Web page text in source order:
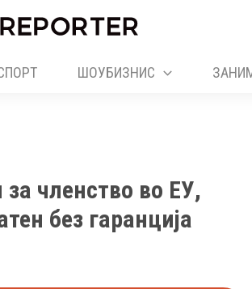
ШОУБИЗНИС
членство во ЕУ,
без гаранција